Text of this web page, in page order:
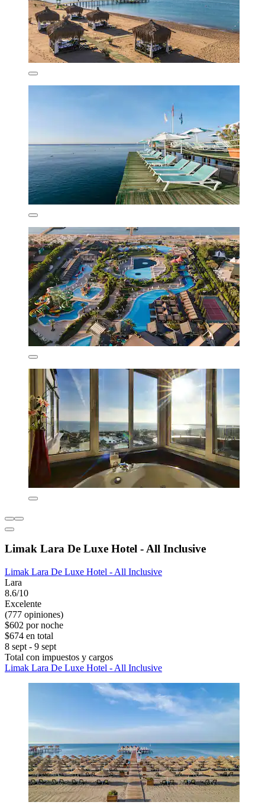
Limak Lara De Luxe Hotel - All Inclusive
Limak Lara De Luxe Hotel - All Inclusive
Lara
8.6/10
Excelente
(777 opiniones)
$602 por noche
$674 en total
8 sept - 9 sept
Total con impuestos y cargos
Limak Lara De Luxe Hotel - All Inclusive